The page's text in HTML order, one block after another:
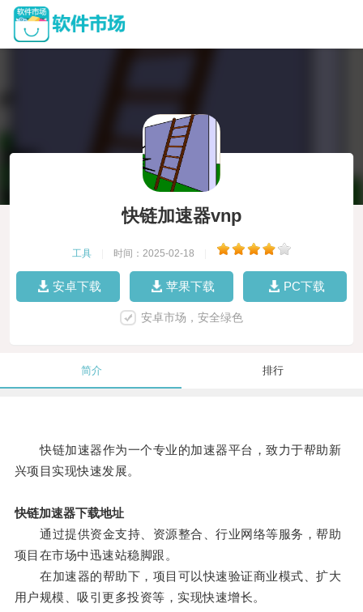
快链加速器vnp
工具 时间：2025-02-18
安卓下载 苹果下载 PC下载
安卓市场，安全绿色
简介 排行
快链加速器作为一个专业的加速器平台，致力于帮助新
兴项目实现快速发展。
快链加速器下载地址
通过提供资金支持、资源整合、行业网络等服务，帮助
项目在市场中迅速站稳脚跟。
在加速器的帮助下，项目可以快速验证商业模式、扩大
用户规模、吸引更多投资等，实现快速增长。